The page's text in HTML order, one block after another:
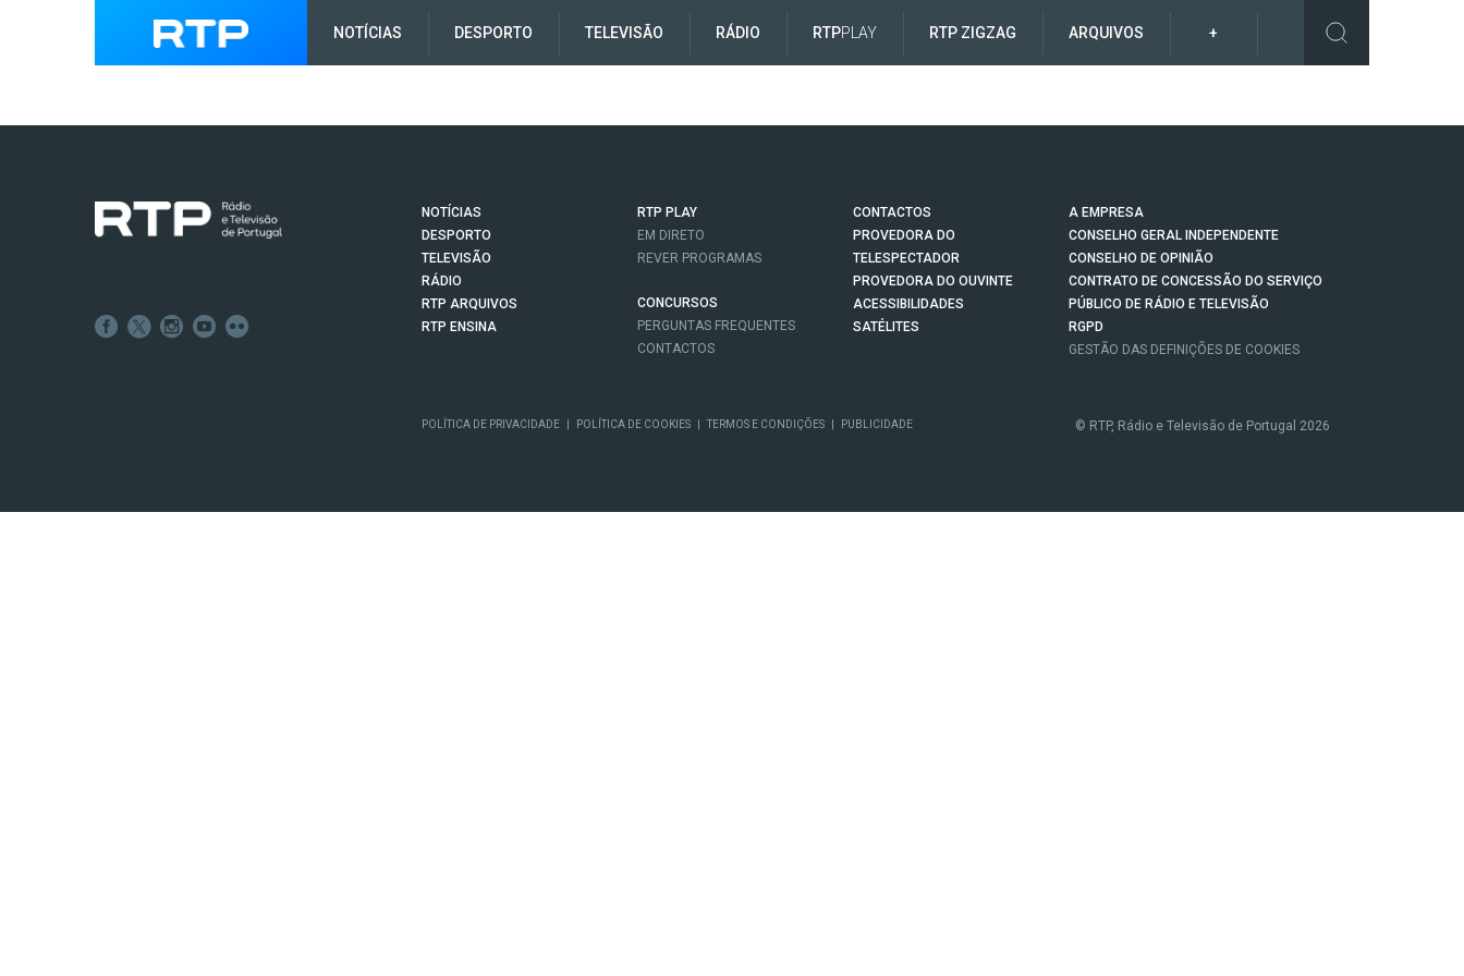
NOTÍCIAS DESPORTO TELEVISÃO RÁDIO RTPPLAY RTP ZIGZAG ARQUIVOS +
NOTÍCIAS
DESPORTO
TELEVISÃO
RÁDIO
RTP ARQUIVOS
RTP ENSINA
RTP PLAY
EM DIRETO
REVER PROGRAMAS
CONCURSOS
PERGUNTAS FREQUENTES
CONTACTOS
CONTACTOS
PROVEDORA DO
TELESPECTADOR
PROVEDORA DO OUVINTE
ACESSIBILIDADES
SATÉLITES
A EMPRESA
CONSELHO GERAL INDEPENDENTE
CONSELHO DE OPINIÃO
CONTRATO DE CONCESSÃO DO SERVIÇO
PÚBLICO DE RÁDIO E TELEVISÃO
RGPD
GESTÃO DAS DEFINIÇÕES DE COOKIES
POLÍTICA DE PRIVACIDADE POLÍTICA DE COOKIES TERMOS E CONDIÇÕES PUBLICIDADE © RTP, Rádio e Televisão de Portugal 2026